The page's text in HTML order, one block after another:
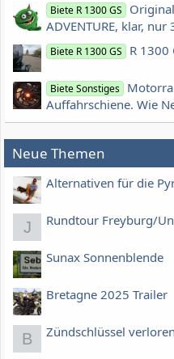
Biete R 1300 GS
ADVENTURE, klar,
Biete R 1300 GS R 1300
Biete Sonstiges
Auffahrschiene. Wie
Neue Themen
Alternativen für die
J Rundtour Freyburg/
Sunax Sonnenblende
Bretagne 2025 Trailer
B Zündschlüssel